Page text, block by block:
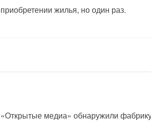
приобретении жилья, но один раз.
«Открытые медиа» обнаружили